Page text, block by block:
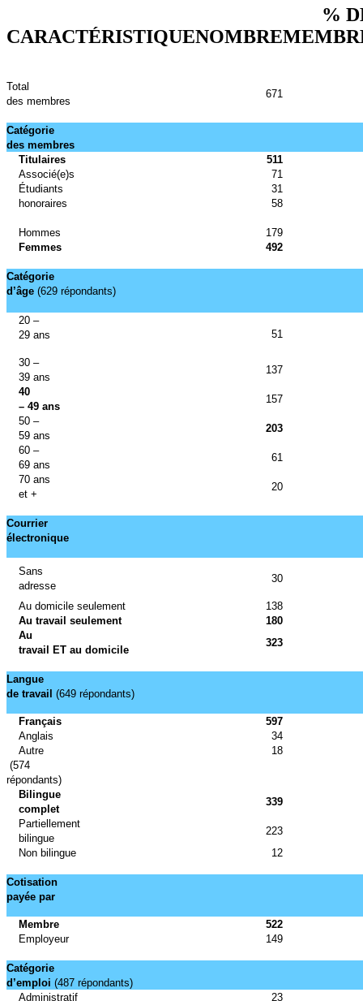
CARACTÉRISTIQUENOMBRE
%
Total
des membres
671
Catégorie
des membres
Titulaires
511
Associé(e)s
71
Étudiants
31
honoraires
58
Hommes
179
Femmes
492
Catégorie
d’âge (629 répondants)
20 –
29 ans
51
30 –
39 ans
137
40
– 49 ans
157
50 –
59 ans
203
60 –
69 ans
61
70 ans
et +
20
Courrier
électronique
Sans
adresse
30
Au domicile seulement
138
Au travail seulement
180
Au
travail ET au domicile
323
Langue
de travail (649 répondants)
Français
597
Anglais
34
Autre
18
(574
répondants)
Bilingue
complet
339
Partiellement
bilingue
223
Non bilingue
12
Cotisation
payée par
Membre
522
Employeur
149
Catégorie
d’emploi (487 répondants)
Administratif
23